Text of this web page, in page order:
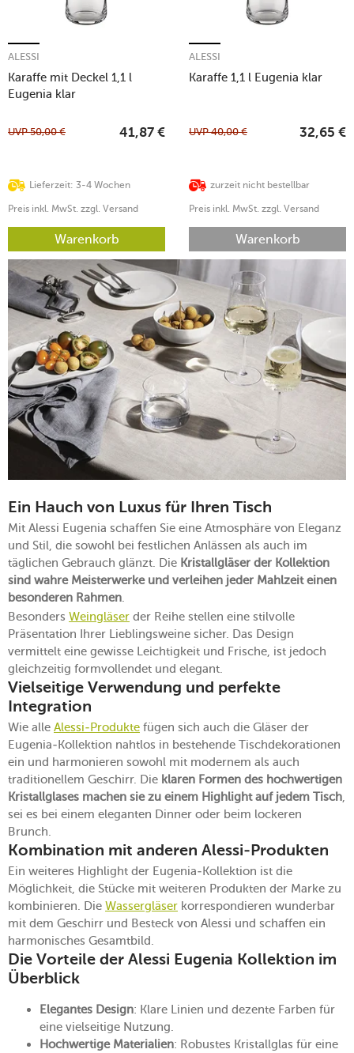
Karaffe mit Deckel 1,1 l
Eugenia klar
ALESSI
Lieferzeit: 3-4 Wochen
UVP50,00 € 41,87 €
Preis inkl. MwSt. zzgl. Versand
Warenkorb
Karaffe 1,1 l Eugenia klar
ALESSI
zurzeit nicht bestellbar
UVP40,00 € 32,65 €
Preis inkl. MwSt. zzgl. Versand
Warenkorb
Ein Hauch von Luxus für Ihren Tisch
Mit Alessi Eugenia schaffen Sie eine Atmosphäre von Eleganz
und Stil, die sowohl bei festlichen Anlässen als auch im
täglichen Gebrauch glänzt. Die Kristallgläser der Kollektion
sind wahre Meisterwerke und verleihen jeder Mahlzeit einen
besonderen Rahmen
Besonders Weingläser der Reihe stellen eine stilvolle
Präsentation Ihrer Lieblingsweine sicher. Das Design
vermittelt eine gewisse Leichtigkeit und Frische, ist jedoch
gleichzeitig formvollendet und elegant.
Vielseitige Verwendung und perfekte
Integration
Wie alle Alessi-Produkte fügen sich auch die Gläser der
Eugenia-Kollektion nahtlos in bestehende Tischdekorationen
ein und harmonieren sowohl mit modernem als auch
traditionellem Geschirr. Die klaren Formen des hochwertigen
Kristallglases machen sie zu einem Highlight auf jedem Tisch
sei es bei einem eleganten Dinner oder beim lockeren
Brunch.
Kombination mit anderen Alessi-Produkten
Ein weiteres Highlight der Eugenia-Kollektion ist die
Möglichkeit, die Stücke mit weiteren Produkten der Marke zu
kombinieren. Die Wassergläser korrespondieren wunderbar
mit dem Geschirr und Besteck von Alessi und schaffen ein
harmonisches Gesamtbild.
Die Vorteile der Alessi Eugenia Kollektion im
Überblick
Elegantes Design: Klare Linien und dezente Farben für
eine vielseitige Nutzung.
Hochwertige Materialien: Robustes Kristallglas für eine